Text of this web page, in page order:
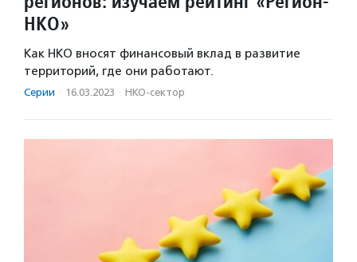
НКО»
Как НКО вносят финансовый вклад в развитие
территорий, где они работают.
Серии · 16.03.2023 · НКО-сектор